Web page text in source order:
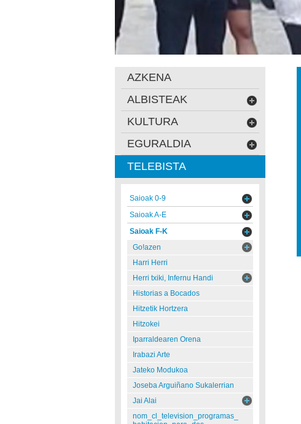
AZKENA
ALBISTEAK
KULTURA
EGURALDIA
TELEBISTA
Saioak 0-9
Saioak A-E
Saioak F-K
Go!azen
Harri Herri
Herri txiki, Infernu Handi
Historias a Bocados
Hitzetik Hortzera
Hitzokei
Iparraldearen Orena
Irabazi Arte
Jateko Modukoa
Joseba Arguiñano Sukalerrian
Jai Alai
nom_cl_television_programas_